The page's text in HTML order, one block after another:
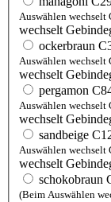
Auswählen wechselt
wechselt
ockerbraun
Auswählen wechselt
wechselt
pergamon
Auswählen wechselt
wechselt
sandbeige
Auswählen wechselt
wechselt
schokobraun
(Beim Auswählen